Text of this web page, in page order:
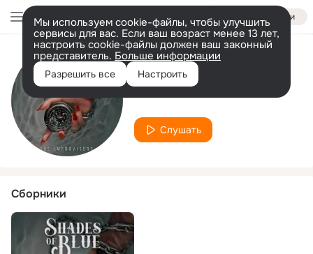
Войти
Мы используем cookie-файлы, чтобы улучшить
сервисы для вас. Если ваш возраст менее 13 лет,
настроить cookie-файлы должен ваш законный
представитель. Больше информации
Разрешить все Настроить
Исполнитель
Geovanni Leite
Слушать
Сборники